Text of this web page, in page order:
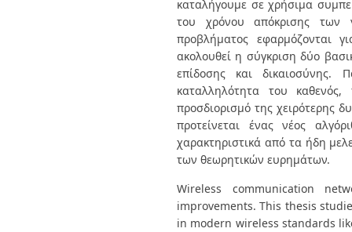
καταλήγουμε σε χρήσιμα
του χρόνου απόκρισης των
προβλήματος εφαρμόζονται
ακολουθεί η σύγκριση δύο
επίδοσης και δικαιοσύνης.
καταλληλότητα του
προσδιορισμό της χειρότερης
προτείνεται ένας νέος
χαρακτηριστικά από τα ήδη
των θεωρητικών ευρημάτων.
Wireless communication
improvements. This thesis
in modern wireless standards